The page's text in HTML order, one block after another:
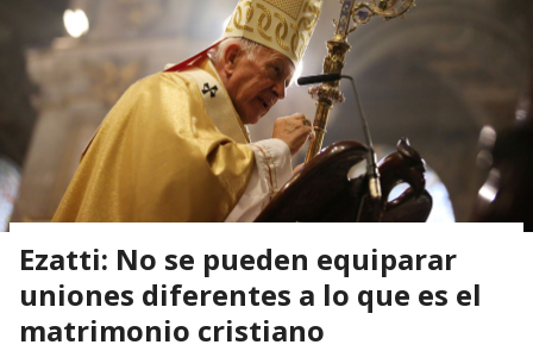
Ezatti: No se pueden equiparar
uniones diferentes a lo que es el
matrimonio cristiano